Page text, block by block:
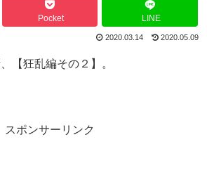
Pocket LINE
2020.03.14 2020.05.09
【狂乱編その２】。
スポンサーリンク